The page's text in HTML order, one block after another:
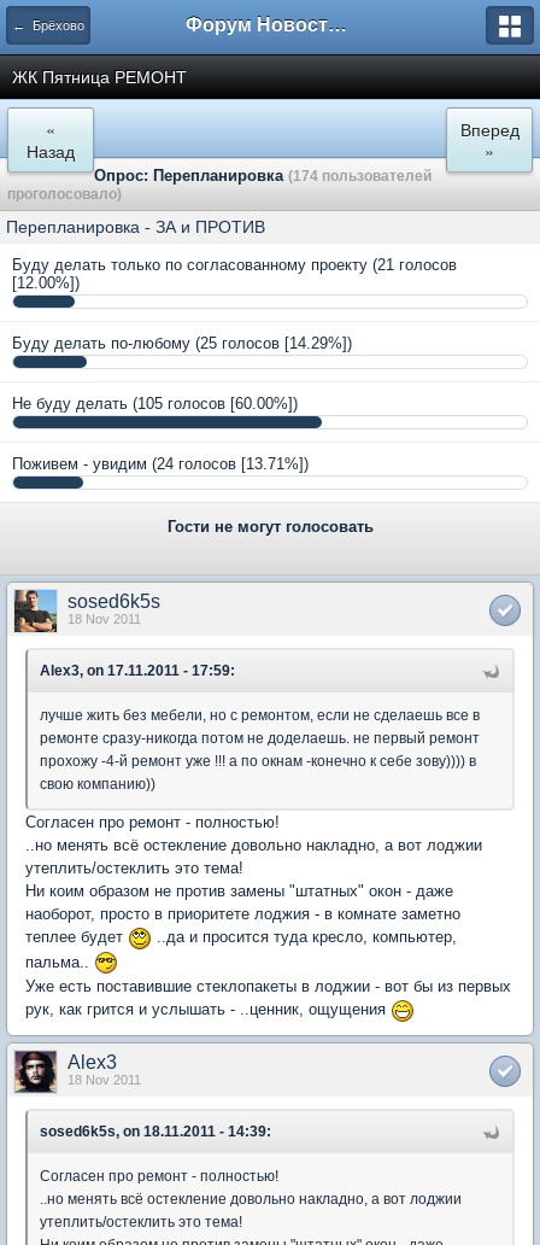
← Брёхово Форум Новостройки
ЖК Пятница РЕМОНТ
«
Назад
Вперед
»
Опрос: Перепланировка (174 пользователей
проголосовало)
Перепланировка - ЗА и ПРОТИВ
Буду делать только по согласованному проекту (21 голосов
[12.00%])
Буду делать по-любому (25 голосов [14.29%])
Не буду делать (105 голосов [60.00%])
Поживем - увидим (24 голосов [13.71%])
Гости не могут голосовать
sosed6k5s
18 Nov 2011
Alex3, on 17.11.2011 - 17:59:
лучше жить без мебели, но с ремонтом, если не сделаешь все в
ремонте сразу-никогда потом не доделаешь. не первый ремонт
прохожу -4-й ремонт уже !!! а по окнам -конечно к себе зову)))) в
свою компанию))
Согласен про ремонт - полностью!
..но менять всё остекление довольно накладно, а вот лоджии
утеплить/остеклить это тема!
Ни коим образом не против замены "штатных" окон - даже
наоборот, просто в приоритете лоджия - в комнате заметно
теплее будет
..да и просится туда кресло, компьютер,
пальма..
Уже есть поставившие стеклопакеты в лоджии - вот бы из первых
рук, как грится и услышать - ..ценник, ощущения
Alex3
18 Nov 2011
sosed6k5s, on 18.11.2011 - 14:39:
Согласен про ремонт - полностью!
..но менять всё остекление довольно накладно, а вот лоджии
утеплить/остеклить это тема!